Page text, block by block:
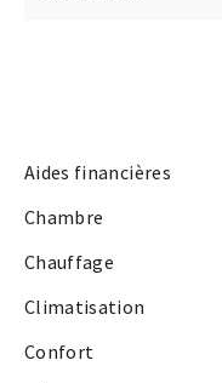
Aides financières
Chambre
Chauffage
Climatisation
Confort